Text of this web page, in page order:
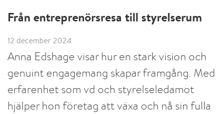
Från entreprenörsresa till styrelserum
12 december 2024
Anna Edshage visar hur en stark vision och
genuint engagemang skapar framgång. Med
erfarenhet som vd och styrelseledamot
hjälper hon företag att växa och nå sin fulla